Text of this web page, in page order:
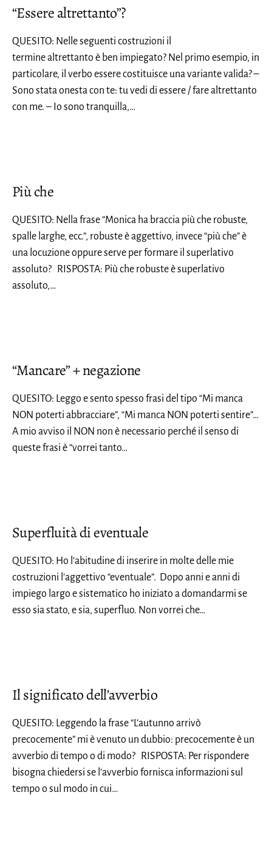
“Essere altrettanto”?
QUESITO: Nelle seguenti costruzioni il
termine altrettanto è ben impiegato? Nel primo esempio, in
particolare, il verbo essere costituisce una variante valida? –
Sono stata onesta con te: tu vedi di essere / fare altrettanto
con me. – Io sono tranquilla,…
Più che
QUESITO: Nella frase “Monica ha braccia più che robuste,
spalle larghe, ecc.”, robuste è aggettivo, invece “più che” è
una locuzione oppure serve per formare il superlativo
assoluto? RISPOSTA: Più che robuste è superlativo
assoluto,…
“Mancare” + negazione
QUESITO: Leggo e sento spesso frasi del tipo “Mi manca
NON poterti abbracciare”, “Mi manca NON poterti sentire”…
A mio avviso il NON non è necessario perché il senso di
queste frasi è “vorrei tanto…
Superfluità di eventuale
QUESITO: Ho l’abitudine di inserire in molte delle mie
costruzioni l’aggettivo “eventuale”. Dopo anni e anni di
impiego largo e sistematico ho iniziato a domandarmi se
esso sia stato, e sia, superfluo. Non vorrei che…
Il significato dell’avverbio
QUESITO: Leggendo la frase “L’autunno arrivò
precocemente” mi è venuto un dubbio: precocemente è un
avverbio di tempo o di modo? RISPOSTA: Per rispondere
bisogna chiedersi se l’avverbio fornisca informazioni sul
tempo o sul modo in cui…